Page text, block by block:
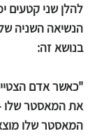
להלן שני קטעים
הנשיאה השניה
בנושא זה:
"כאשר אדם
את המאסטר שלו
המאסטר שלו